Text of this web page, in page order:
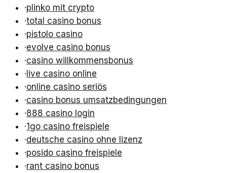
·plinko mit crypto
·total casino bonus
·pistolo casino
·evolve casino bonus
·casino willkommensbonus
·live casino online
·online casino seriös
·casino bonus umsatzbedingungen
·888 casino login
·1go casino freispiele
·deutsche casino ohne lizenz
·posido casino freispiele
·rant casino bonus